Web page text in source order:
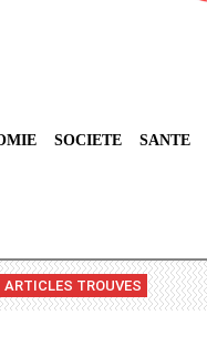
SOCIETE SANTE
ARTICLES TROUVES